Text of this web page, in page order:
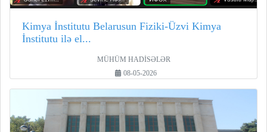
Kimya İnstitutu Belarusun Fiziki-Üzvi Kimya
İnstitutu ilə el...
MÜHÜM HADİSƏLƏR
08-05-2026